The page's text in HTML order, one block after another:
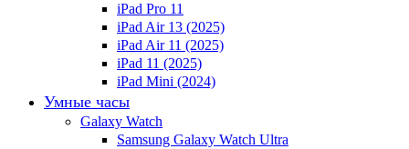
iPad Pro 11
iPad Air 13 (2025)
iPad Air 11 (2025)
iPad 11 (2025)
iPad Mini (2024)
Умные часы
Galaxy Watch
Samsung Galaxy Watch Ultra